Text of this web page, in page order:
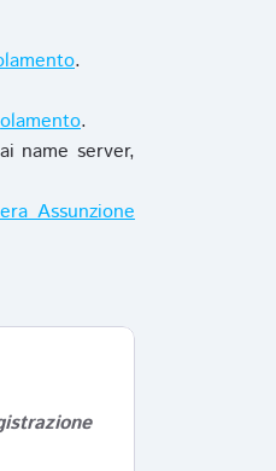
.
.
name server,
Assunzione